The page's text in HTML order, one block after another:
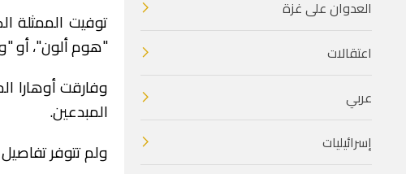
توفيت الممثلة
"هوم ألون"، أو
وفارقت أوهارا
المبدعين.
ولم تتوفر
العدوان على غزة
اعتقالات
عربي
إسرائيليات